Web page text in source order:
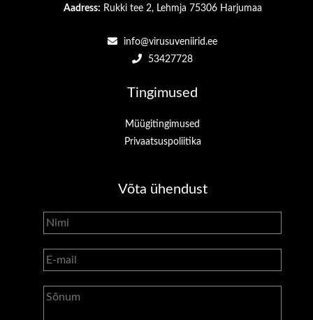
Aadress: Rukki tee 2, Lehmja 75306 Harjumaa
info@virusuveniirid.ee
53427728
Tingimused
Müügitingimused
Privaatsuspoliitika
Võta ühendust